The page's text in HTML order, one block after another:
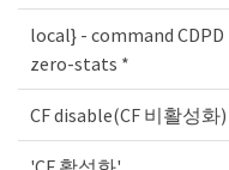
local} - command CDPD
zero-stats *
CF disable(CF 비활성화)